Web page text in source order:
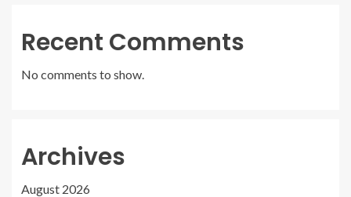
Recent Comments
No comments to show.
Archives
August 2026